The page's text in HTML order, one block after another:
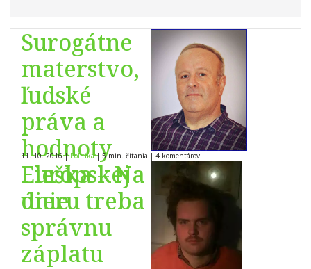
Surogátne
materstvo,
ľudské
práva a
hodnoty
Európskej
únie
11. 10. 2016| Politika | 5 min. čítania | 4 komentárov
Fleška – Na
dieru treba
správnu
záplatu